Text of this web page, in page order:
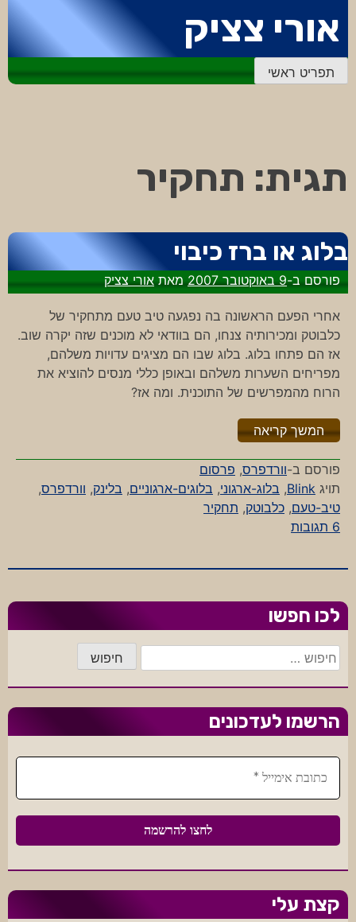
לתוכן
אורי צציק
תפריט ראשי
תגית: תחקיר
בלוג או ברז כיבוי
פורסם ב-9 באוקטובר 2007 מאתאורי צציק
אחרי הפעם הראשונה בה נפגעה טיב טעם מתחקיר של
כלבוטק ומכירותיה צנחו, הם בוודאי לא מוכנים שזה יקרה שוב.
אז הם פתחו בלוג. בלוג שבו הם מציגים עדויות משלהם,
מפריחים השערות משלהם ובאופן כללי מנסים להוציא את
הרוח מהמפרשים של התוכנית. ומה אז?
המשך קריאה"%s"
פורסם ב-וורדפרס, פרסום
תויג Blink
, בלוג-ארגוני, בלוגים-ארגוניים, בלינק, וורדפרס,
טיב-טעם, כלבוטק, תחקיר
6 תגובות
על
או
כיבוי
לכו חפשו
חיפוש:
הרשמו לעדכונים
קצת עלי